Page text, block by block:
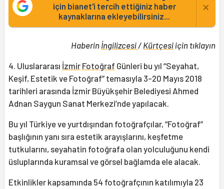
için bianet'i tercih ettiğiniz haber
kaynaklarına ekleyebilirsiniz...
×
Haberin İngilizcesi/ Kürtçesiiçin tıklayın
4. Uluslararası İzmir Fotoğraf Günleri bu yıl “Seyahat,
Keşif, Estetik ve Fotoğraf” temasıyla 3-20 Mayıs 2018
tarihleri arasında İzmir Büyükşehir Belediyesi Ahmed
Adnan Saygun Sanat Merkezi’nde yapılacak.
Bu yıl Türkiye ve yurtdışından fotoğrafçılar, “Fotoğraf”
başlığının yanı sıra estetik arayışlarını, keşfetme
tutkularını, seyahatin fotoğrafa olan yolculuğunu kendi
üsluplarında kuramsal ve görsel bağlamda ele alacak.
Etkinlikler kapsamında 54 fotoğrafçının katılımıyla 23